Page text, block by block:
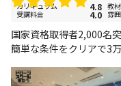
カリキュラム 4.8 教
受講料金 4.0 雰
国家資格取得者2,000名
簡単な条件をクリアで3